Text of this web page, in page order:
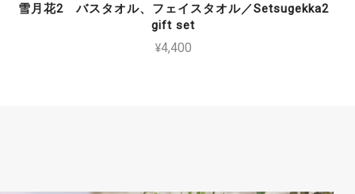
雪月花2 バスタオル、フェイスタオル／Setsugekka2
gift set
¥4,400